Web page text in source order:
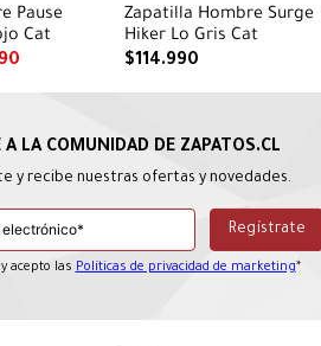
Pause
Cat
Zapatilla Hombre Surge
Hiker Lo Gris Cat
$114.990
y recibe nuestras ofertas y novedades.
acepto las Políticas de privacidad de marketing*